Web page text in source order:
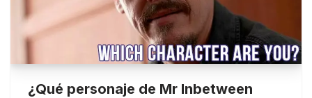
¿Qué personaje de Mr Inbetween